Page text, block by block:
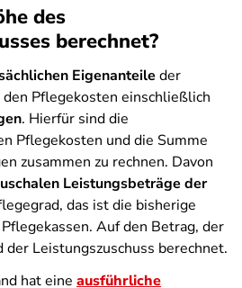
des
berechnet?
Eigenanteile der
Pflegekosten einschließlich
. Hierfür sind die
Pflegekosten und die Summe
zusammen zu rechnen. Davon
Leistungsbeträge der
das ist die bisherige
Auf den Betrag, der
der Leistungszuschuss berechnet.
hat eine ausführliche